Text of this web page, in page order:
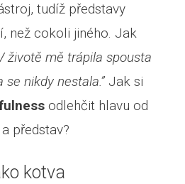
tudíž představy
než cokoli jiného. Jak
životě mě trápila spousta
nikdy nestala.” Jak si
odlehčit hlavu od
představ?
kotva